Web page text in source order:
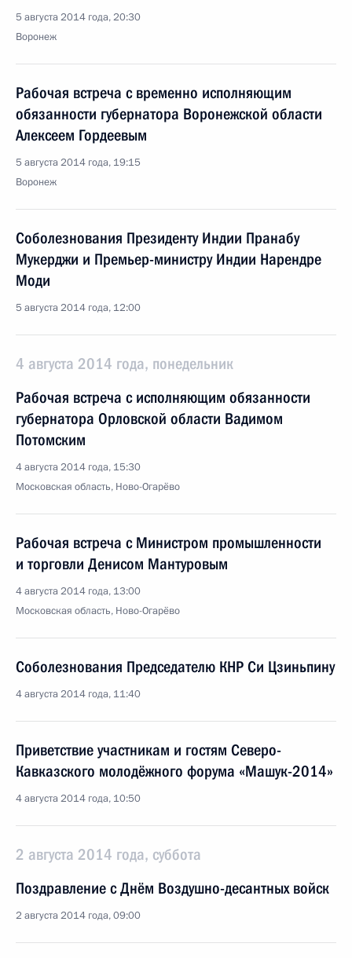
5 августа 2014 года, 20:30
Воронеж
Рабочая встреча с временно исполняющим
обязанности губернатора Воронежской области
Алексеем Гордеевым
5 августа 2014 года, 19:15
Воронеж
Соболезнования Президенту Индии Пранабу
Мукерджи и Премьер-министру Индии Нарендре
Моди
5 августа 2014 года, 12:00
4 августа 2014 года, понедельник
Рабочая встреча с исполняющим обязанности
губернатора Орловской области Вадимом
Потомским
4 августа 2014 года, 15:30
Московская область, Ново-Огарёво
Рабочая встреча с Министром промышленности
и торговли Денисом Мантуровым
4 августа 2014 года, 13:00
Московская область, Ново-Огарёво
Соболезнования Председателю КНР Си Цзиньпину
4 августа 2014 года, 11:40
Приветствие участникам и гостям Северо-
Кавказского молодёжного форума «Машук-2014»
4 августа 2014 года, 10:50
2 августа 2014 года, суббота
Поздравление с Днём Воздушно-десантных войск
2 августа 2014 года, 09:00